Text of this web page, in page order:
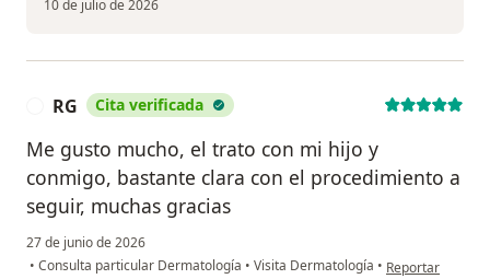
10 de julio de 2026
RG Cita verificada
Me gusto mucho, el trato con mi hijo y
conmigo, bastante clara con el procedimiento a
seguir, muchas gracias
27 de junio de 2026
• Consulta particular Dermatología • Visita Dermatología • en opinión del
Reportar